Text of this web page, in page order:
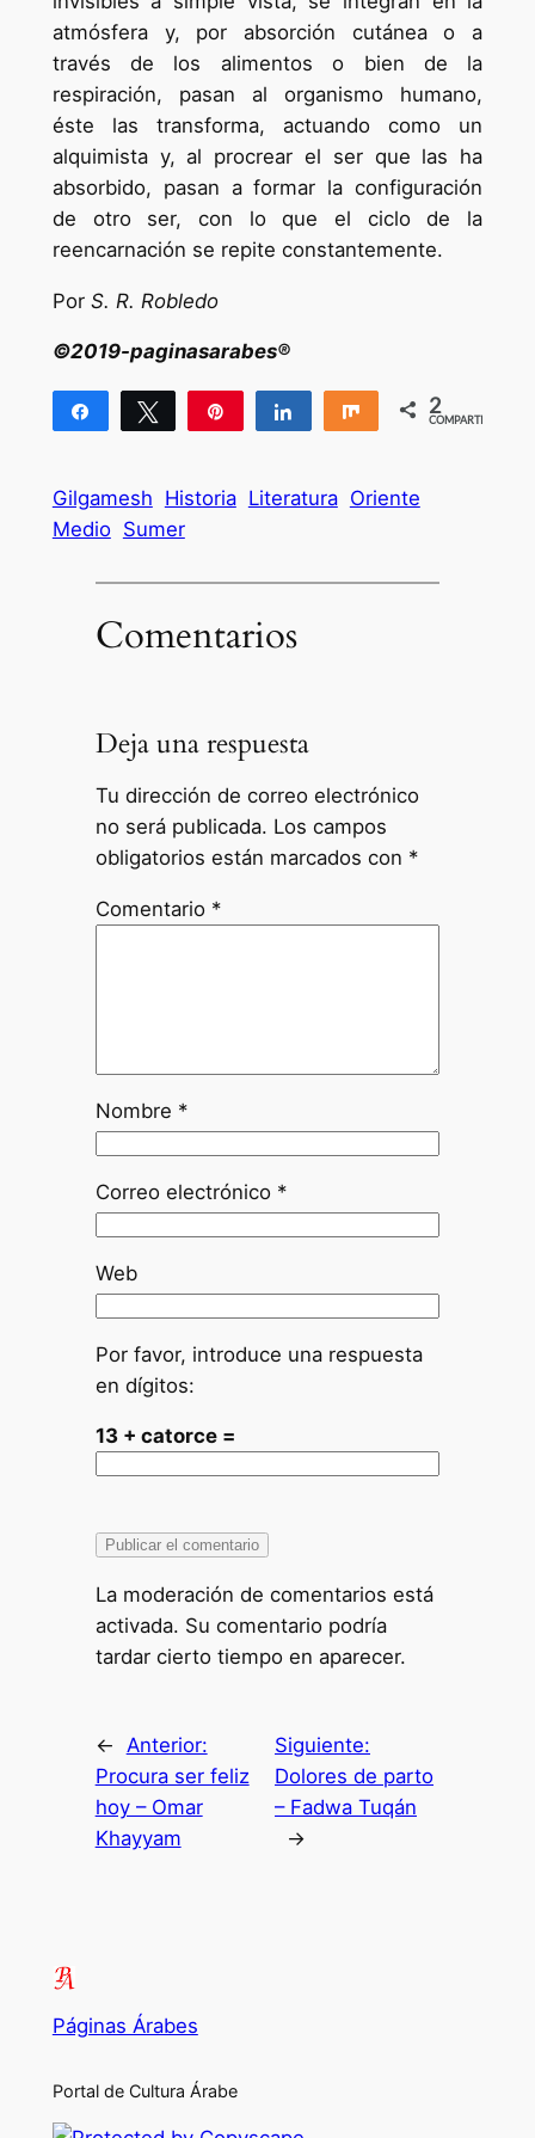
atmósfera y, por absorción cutánea o a
través de los alimentos o bien de la
respiración, pasan al organismo humano,
éste las transforma, actuando como un
alquimista y, al procrear el ser que las ha
absorbido, pasan a formar la configuración
de otro ser, con lo que el ciclo de la
reencarnación se repite constantemente.
Por S. R. Robledo
©2019-paginasarabes®
Compartir Twittear Compartir Compartir
2
COMPARTIR
Gilgamesh Historia Literatura Oriente
Medio Sumer
Comentarios
Deja una respuesta
Tu dirección de correo electrónico
no será publicada. Los campos
obligatorios están marcados con *
Comentario *
Nombre *
Correo electrónico *
Web
Por favor, introduce una respuesta
en dígitos:
13 + catorce =
La moderación de comentarios está
activada. Su comentario podría
tardar cierto tiempo en aparecer.
← Anterior:
Procura ser feliz
hoy – Omar
Khayyam
Siguiente:
Dolores de parto
– Fadwa Tuqán
→
Páginas Árabes
Portal de Cultura Árabe